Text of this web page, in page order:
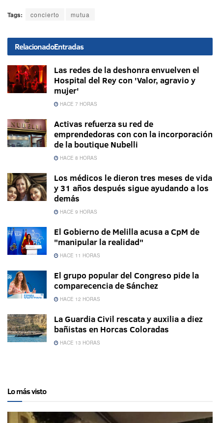
Tags: concierto mutua
RelacionadoEntradas
Las redes de la deshonra envuelven el
Hospital del Rey con 'Valor, agravio y
mujer'
HACE 7 HORAS
Activas refuerza su red de
emprendedoras con con la incorporación
de la boutique Nubelli
HACE 8 HORAS
Los médicos le dieron tres meses de vida
y 31 años después sigue ayudando a los
demás
HACE 9 HORAS
El Gobierno de Melilla acusa a CpM de
"manipular la realidad"
HACE 11 HORAS
El grupo popular del Congreso pide la
comparecencia de Sánchez
HACE 12 HORAS
La Guardia Civil rescata y auxilia a diez
bañistas en Horcas Coloradas
HACE 13 HORAS
Lo más visto